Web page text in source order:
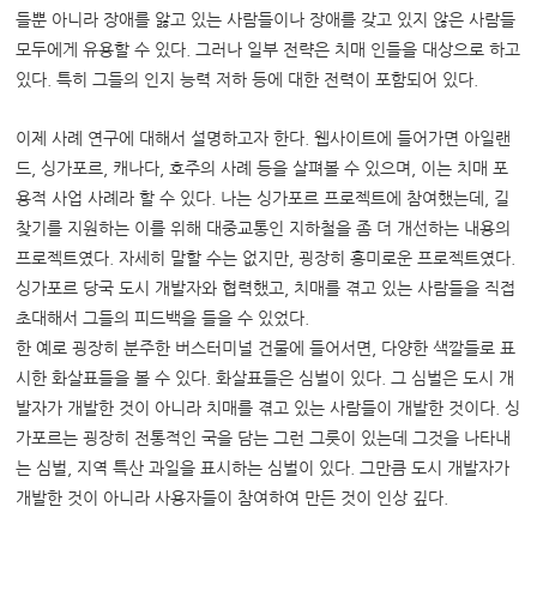
들뿐 아니라 장애를 앓고 있는 사람들이나 장애를 갖고 있지 않은 사람들
모두에게 유용할 수 있다. 그러나 일부 전략은 치매 인들을 대상으로 하고
있다. 특히 그들의 인지 능력 저하 등에 대한 전력이 포함되어 있다.
이제 사례 연구에 대해서 설명하고자 한다. 웹사이트에 들어가면 아일랜
드, 싱가포르, 캐나다, 호주의 사례 등을 살펴볼 수 있으며, 이는 치매 포
용적 사업 사례라 할 수 있다. 나는 싱가포르 프로젝트에 참여했는데, 길
찾기를 지원하는 이를 위해 대중교통인 지하철을 좀 더 개선하는 내용의
프로젝트였다. 자세히 말할 수는 없지만, 굉장히 흥미로운 프로젝트였다.
싱가포르 당국 도시 개발자와 협력했고, 치매를 겪고 있는 사람들을 직접
초대해서 그들의 피드백을 들을 수 있었다.
한 예로 굉장히 분주한 버스터미널 건물에 들어서면, 다양한 색깔들로 표
시한 화살표들을 볼 수 있다. 화살표들은 심벌이 있다. 그 심벌은 도시 개
발자가 개발한 것이 아니라 치매를 겪고 있는 사람들이 개발한 것이다. 싱
가포르는 굉장히 전통적인 국을 담는 그런 그릇이 있는데 그것을 나타내
는 심벌, 지역 특산 과일을 표시하는 심벌이 있다. 그만큼 도시 개발자가
개발한 것이 아니라 사용자들이 참여하여 만든 것이 인상 깊다.